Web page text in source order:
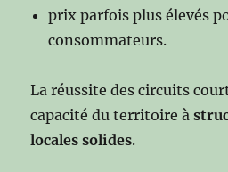
prix parfois plus élevés
consommateurs.
La réussite des circuits
capacité du territoire à
localessolides.